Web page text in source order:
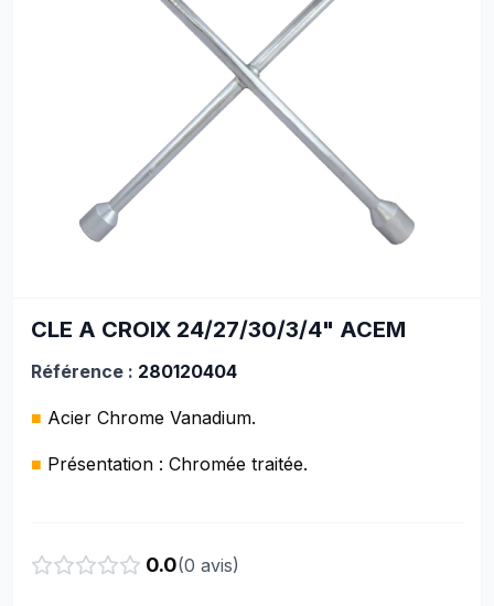
CLE A CROIX 24/27/30/3/4" ACEM
Référence : 280120404
■ Acier Chrome Vanadium.
■ Présentation : Chromée traitée.
0.0(0 avis)